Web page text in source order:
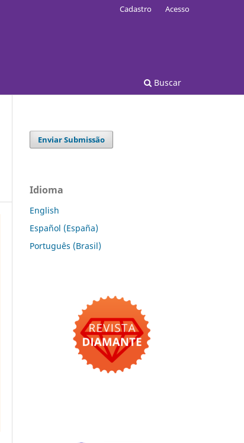
Buscar
Cadastro Acesso
Enviar Submissão
Idioma
English
Español (España)
Português (Brasil)